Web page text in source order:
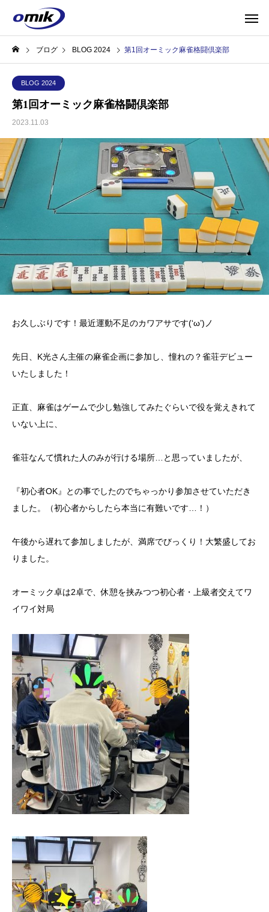
ブログ BLOG 2024 第1回オーミック麻雀格闘倶楽部
BLOG 2024
第1回オーミック麻雀格闘倶楽部
2023.11.03
お久しぶりです！最近運動不足のカワアサです(‘ω’)ノ
先日、K光さん主催の麻雀企画に参加し、憧れの？雀荘デビュー
いたしました！
正直、麻雀はゲームで少し勉強してみたぐらいで役を覚えきれて
いない上に、
雀荘なんて慣れた人のみが行ける場所…と思っていましたが、
『初心者OK』との事でしたのでちゃっかり参加させていただき
ました。（初心者からしたら本当に有難いです…！）
午後から遅れて参加しましたが、満席でびっくり！大繁盛してお
りました。
オーミック卓は2卓で、休憩を挟みつつ初心者・上級者交えてワ
イワイ対局